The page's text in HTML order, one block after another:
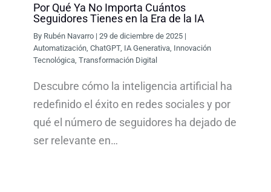
Por Qué Ya No Importa Cuántos
Seguidores Tienes en la Era de la IA
By Rubén Navarro |29 de diciembre de 2025 |
Automatización ,ChatGPT, IA Generativa Innovación
Tecnológica ,Transformación Digital
Descubre cómo la inteligencia artificial ha
redefinido el éxito en redes sociales y por
qué el número de seguidores ha dejado de
ser relevante en…